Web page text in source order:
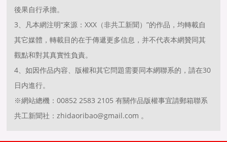
後果自行承擔。
3、凡本網注明“來源：XXX（非共工新聞）”的作品，均轉載自
其它媒體，轉載目的在于傳遞更多信息，并不代表本網贊同其
觀點和對其真實性負責。
4、如因作品内容、版權和其它問題需要同本網聯系的，請在30
日内進行。
※網站總機：00852 2583 2105 有關作品版權事宜請郵箱聯系
共工新聞社：zhidaoribao@gmail.com 。